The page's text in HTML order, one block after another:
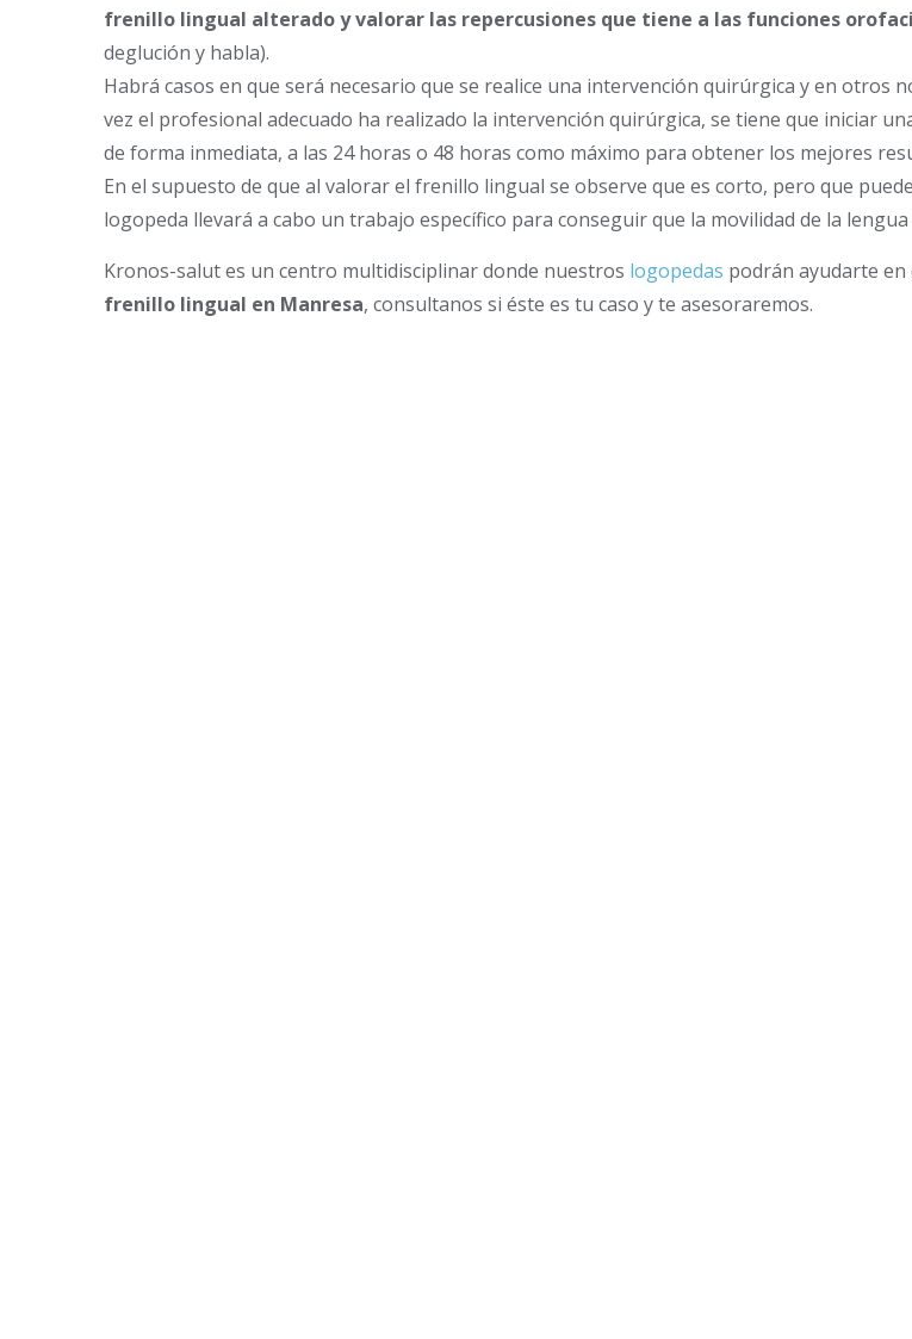
frenillo lingual alterado y valorar las repercusiones que tiene a las funciones
deglución y habla).
Habrá casos en que será necesario que se realice una intervención quirúrgica y en otros
vez el profesional adecuado ha realizado la intervención quirúrgica, se tiene que iniciar
de forma inmediata, a las 24 horas o 48 horas como máximo para obtener los mejores
En el supuesto de que al valorar el frenillo lingual se observe que es corto, pero que
logopeda llevará a cabo un trabajo específico para conseguir que la movilidad de la
Kronos-salut es un centro multidisciplinar donde nuestros logopedas podrán ayudarte en
frenillo lingual en Manresa, consultanos si éste es tu caso y te asesoraremos.